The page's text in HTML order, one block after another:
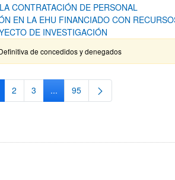
CONTRATACIÓN DE PERSONAL
EN LA EHU FINANCIADO CON
DE INVESTIGACIÓN
de concedidos y denegados
Página
2 Página
3 ...Páginas intermedias Use TAB
Página
95